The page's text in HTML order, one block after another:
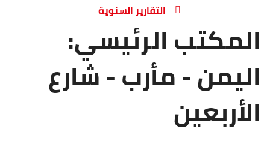
التقارير السنوية
المكتب الرئيسي:
اليمن - مأرب - شارع
الأربعين